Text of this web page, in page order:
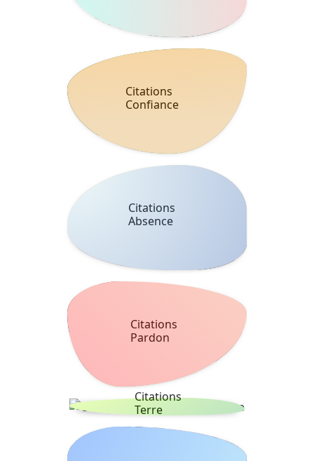
Citations
Confiance
Citations
Absence
Citations
Pardon
Citations
Terre